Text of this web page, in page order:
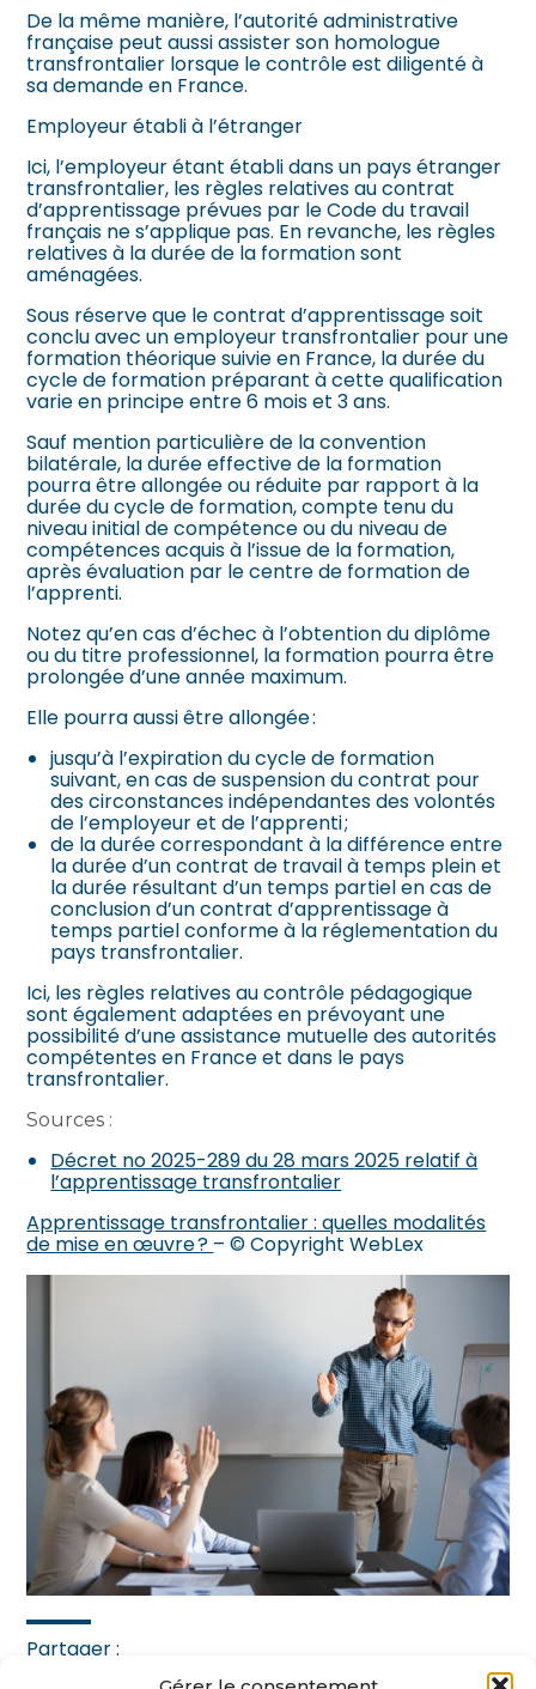
De la même manière, l’autorité administrative
française peut aussi assister son homologue
transfrontalier lorsque le contrôle est diligenté à
sa demande en France.
Employeur établi à l’étranger
Ici, l’employeur étant établi dans un pays étranger
transfrontalier, les règles relatives au contrat
d’apprentissage prévues par le Code du travail
français ne s’applique pas. En revanche, les règles
relatives à la durée de la formation sont
aménagées.
Sous réserve que le contrat d’apprentissage soit
conclu avec un employeur transfrontalier pour une
formation théorique suivie en France, la durée du
cycle de formation préparant à cette qualification
varie en principe entre 6 mois et 3 ans.
Sauf mention particulière de la convention
bilatérale, la durée effective de la formation
pourra être allongée ou réduite par rapport à la
durée du cycle de formation, compte tenu du
niveau initial de compétence ou du niveau de
compétences acquis à l’issue de la formation,
après évaluation par le centre de formation de
l’apprenti.
Notez qu’en cas d’échec à l’obtention du diplôme
ou du titre professionnel, la formation pourra être
prolongée d’une année maximum.
Elle pourra aussi être allongée :
jusqu’à l’expiration du cycle de formation
suivant, en cas de suspension du contrat pour
des circonstances indépendantes des volontés
de l’employeur et de l’apprenti ;
de la durée correspondant à la différence entre
la durée d’un contrat de travail à temps plein et
la durée résultant d’un temps partiel en cas de
conclusion d’un contrat d’apprentissage à
temps partiel conforme à la réglementation du
pays transfrontalier.
Ici, les règles relatives au contrôle pédagogique
sont également adaptées en prévoyant une
possibilité d’une assistance mutuelle des autorités
compétentes en France et dans le pays
transfrontalier.
Sources :
Décret no 2025-289 du 28 mars 2025 relatif à
l’apprentissage transfrontalier
Apprentissage transfrontalier : quelles modalités
de mise en œuvre ? – © Copyright WebLex
Partager :